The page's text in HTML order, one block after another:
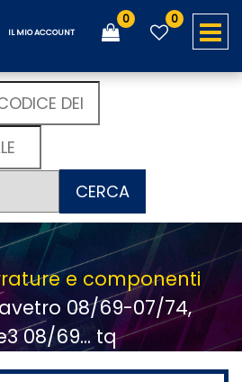
IL MIO ACCOUNT
0 0
CERCA
e componenti
08/69-07/74,
08/69... tq